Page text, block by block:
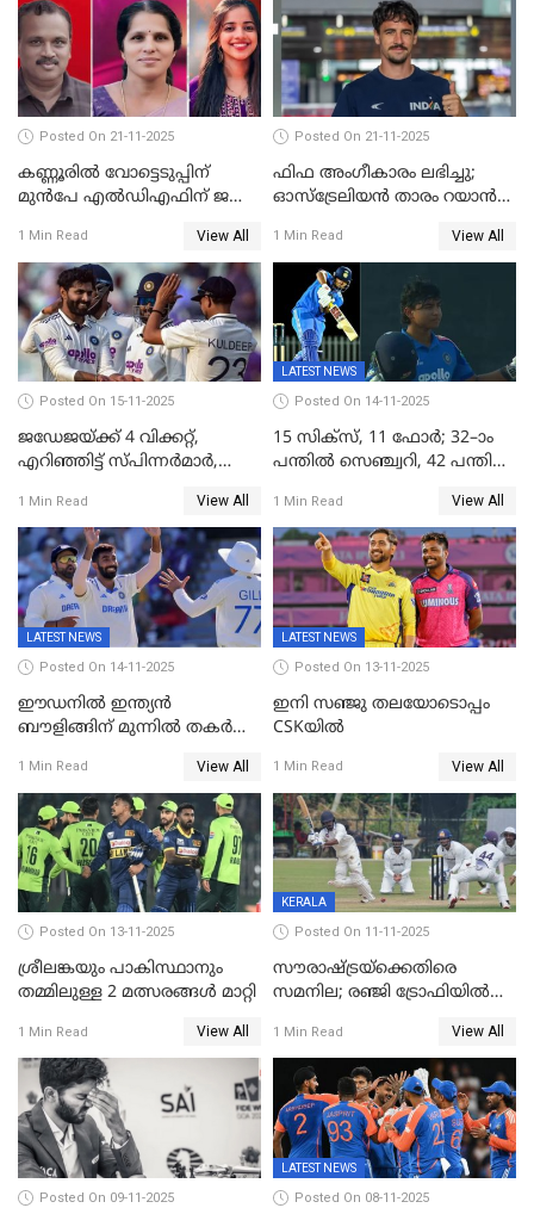
Posted On 21-11-2025
കണ്ണൂരിൽ വോട്ടെടുപ്പിന്
മുൻപേ എൽഡിഎഫിന് ജയം;
സ്ഥാനാർഥികളില്ല
1 Min Read View All
Posted On 21-11-2025
ഫിഫ അംഗീകാരം ലഭിച്ചു;
ഓസ്‌ട്രേലിയന്‍ താരം റയാന്‍
നീലക്കുപ്പായത്തില്‍ കളിക്കാം
1 Min Read View All
Posted On 15-11-2025
ജഡേജയ്ക്ക് 4 വിക്കറ്റ്,
എറിഞ്ഞിട്ട് സ്പിന്നർമാർ,
പ്രോട്ടീസ്
1 Min Read View All
LATEST NEWS
Posted On 14-11-2025
15 സിക്സ്, 11 ഫോർ; 32–ാം
പന്തിൽ സെഞ്ച്വറി, 42 പന്തിൽ
1 Min Read View All
LATEST NEWS
Posted On 14-11-2025
ഈഡനിൽ ഇന്ത്യൻ
ബൗളിങ്ങിന് മുന്നിൽ തകർന്ന്
പുറത്ത്; ബുമ്രയ്ക്ക് അഞ്ച്
വിക്കറ്റ്
1 Min Read View All
LATEST NEWS
Posted On 13-11-2025
ഇനി സഞ്ജു തലയോടൊപ്പം
CSKയിൽ
1 Min Read View All
Posted On 13-11-2025
ശ്രീലങ്കയും പാകിസ്ഥാനും
തമ്മിലുള്ള 2 മത്സരങ്ങള്‍ മാറ്റി
1 Min Read View All
KERALA
Posted On 11-11-2025
സൗരാഷ്ട്രയ്‌ക്കെതിരെ
സമനില; രഞ്ജി ട്രോഫിയിൽ
1 Min Read View All
Posted On 09-11-2025
LATEST NEWS
Posted On 08-11-2025